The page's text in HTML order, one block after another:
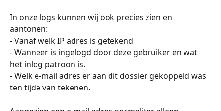
In onze logs kunnen wij ook precies zien en
aantonen:
- Vanaf welk IP adres is getekend
- Wanneer is ingelogd door deze gebruiker en wat
het inlog patroon is.
- Welk e-mail adres er aan dit dossier gekoppeld was
ten tijde van tekenen.